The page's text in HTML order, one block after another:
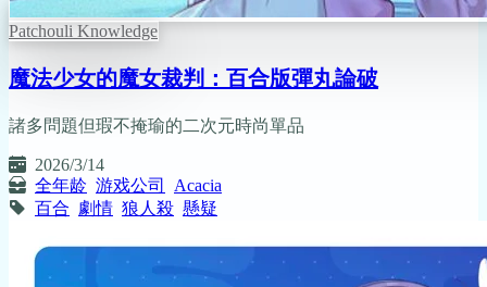
Patchouli Knowledge
魔法少女的魔女裁判：百合版彈丸論破
諸多問題但瑕不掩瑜的二次元時尚單品
2026/3/14
全年龄 游戏公司
Acacia
百合 劇情 狼人殺 懸疑